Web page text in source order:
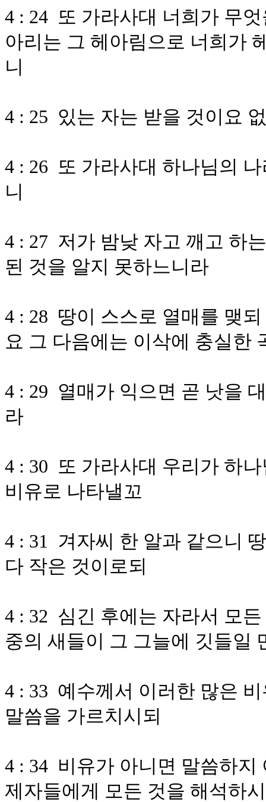
4 : 24 또 가라사대 너희가 무
아리는 그 헤아림으로 너희가
니
4 : 25 있는 자는 받을 것이요
4 : 26 또 가라사대 하나님의
니
4 : 27 저가 밤낮 자고 깨고 하
된 것을 알지 못하느니라
4 : 28 땅이 스스로 열매를 맺
요 그 다음에는 이삭에 충실한
4 : 29 열매가 익으면 곧 낫을
라
4 : 30 또 가라사대 우리가 하
비유로 나타낼꼬
4 : 31 겨자씨 한 알과 같으니
다 작은 것이로되
4 : 32 심긴 후에는 자라서 모
중의 새들이 그 그늘에 깃들일
4 : 33 예수께서 이러한 많은
말씀을 가르치시되
4 : 34 비유가 아니면 말씀하
제자들에게 모든 것을 해석하